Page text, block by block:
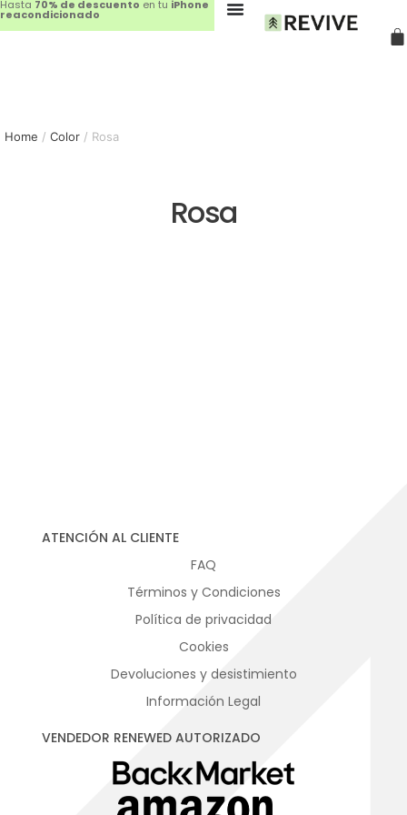
Hasta 70% de descuento en tu iPhone
reacondicionado
Home / Color / Rosa
Rosa
ATENCIÓN AL CLIENTE
FAQ
Términos y Condiciones
Política de privacidad
Cookies
Devoluciones y desistimiento
Información Legal
VENDEDOR RENEWED AUTORIZADO